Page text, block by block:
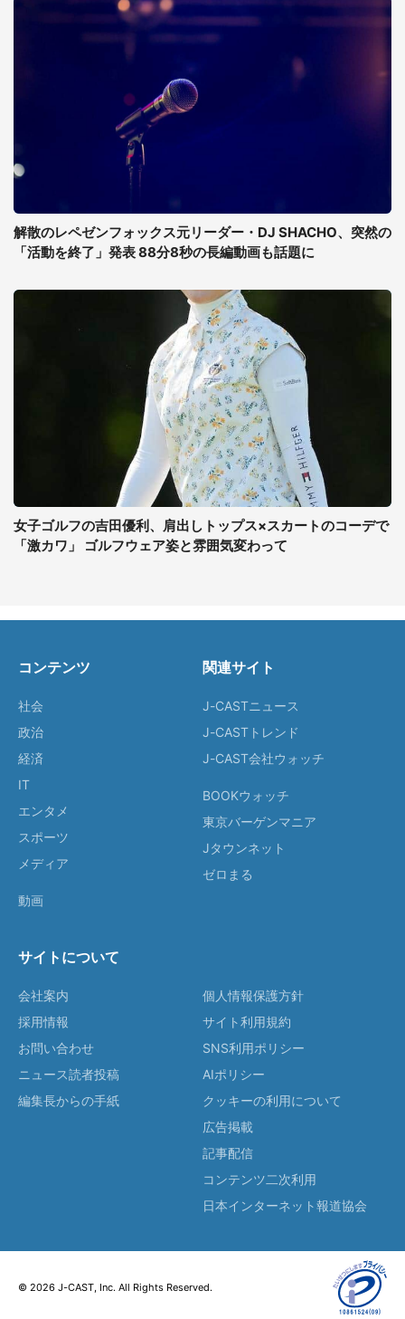
解散のレペゼンフォックス元リーダー・DJ SHACHO、突然の
「活動を終了」発表 88分8秒の長編動画も話題に
女子ゴルフの吉田優利、肩出しトップス×スカートのコーデで
「激カワ」 ゴルフウェア姿と雰囲気変わって
コンテンツ
社会
政治
経済
IT
エンタメ
スポーツ
メディア
動画
関連サイト
J-CASTニュース
J-CASTトレンド
J-CAST会社ウォッチ
BOOKウォッチ
東京バーゲンマニア
Jタウンネット
ゼロまる
サイトについて
会社案内
採用情報
お問い合わせ
ニュース読者投稿
編集長からの手紙
個人情報保護方針
サイト利用規約
SNS利用ポリシー
AIポリシー
クッキーの利用について
広告掲載
記事配信
コンテンツ二次利用
日本インターネット報道協会
© 2026 J-CAST, Inc. All Rights Reserved.